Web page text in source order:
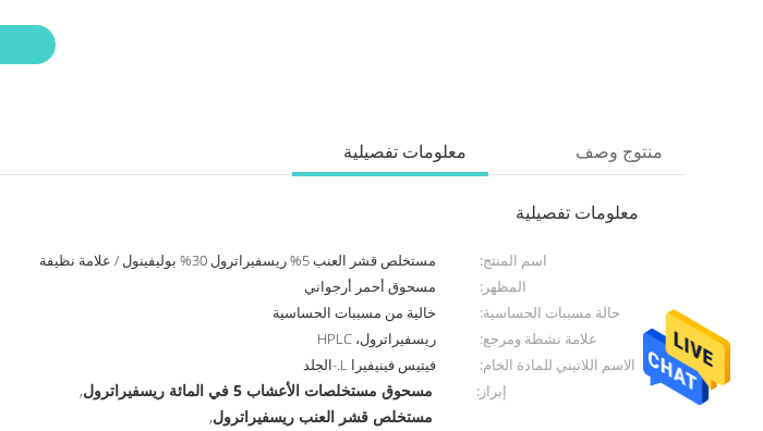
معلومات تفصيلية منتوج وصف
معلومات تفصيلية
اسم المنتج: مستخلص قشر العنب 5% ريسفيراترول 30% بوليفينول / علامة نظيفة
المظهر:
مسحوق أحمر أرجواني
حالة مسببات الحساسية:
خالية من مسببات الحساسية
علامة نشطة ومرجع:
ريسفيراترول، HPLC
الاسم اللاتيني للمادة الخام:
فيتيس فينيفيرا L.-الجلد
إبراز:
مسحوق مستخلصات الأعشاب 5 في المائة ريسفيراترول ,
مستخلص قشر العنب ريسفيراترول,